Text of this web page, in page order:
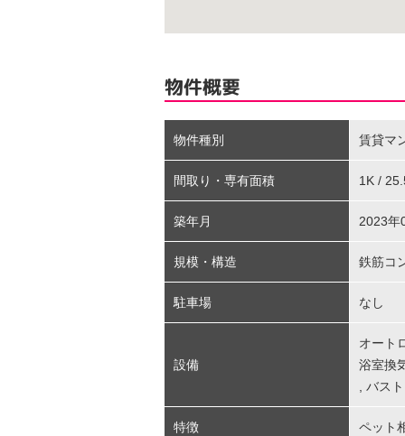
物件概要
物件種別 賃貸マ
間取り・専有面積 1K /
築年月 2023年
規模・構造 鉄筋コ
駐車場 なし
設備
オート
浴室換
バス
特徴 ペット